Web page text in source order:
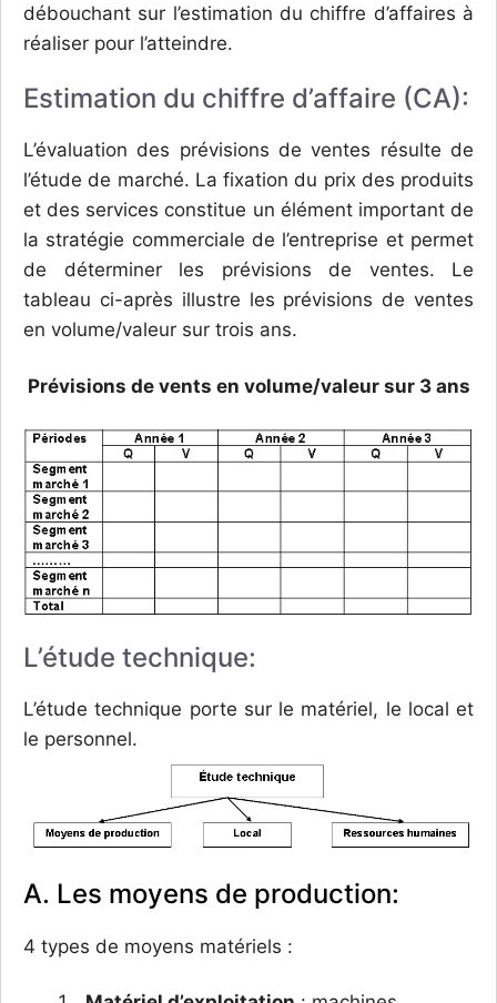
débouchant sur l’estimation du chiffre d’affaires à
réaliser pour l’atteindre.
Estimation du chiffre d’affaire (CA):
L’évaluation des prévisions de ventes résulte de
l’étude de marché. La fixation du prix des produits
et des services constitue un élément important de
la stratégie commerciale de l’entreprise et permet
de déterminer les prévisions de ventes. Le
tableau ci-après illustre les prévisions de ventes
en volume/valeur sur trois ans.
Prévisions de vents en volume/valeur sur 3 ans
L’étude technique:
L’étude technique porte sur le matériel, le local et
le personnel.
A. Les moyens de production:
4 types de moyens matériels :